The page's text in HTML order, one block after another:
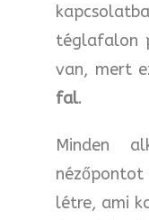
téglafalon
van, mert
fal.
Minden
létre, ami